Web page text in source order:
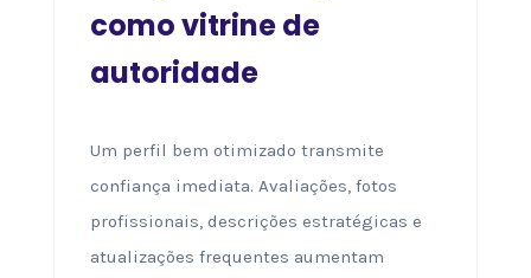
como vitrine de
autoridade
Um perfil bem otimizado transmite
confiança imediata. Avaliações, fotos
profissionais, descrições estratégicas e
atualizações frequentes aumentam